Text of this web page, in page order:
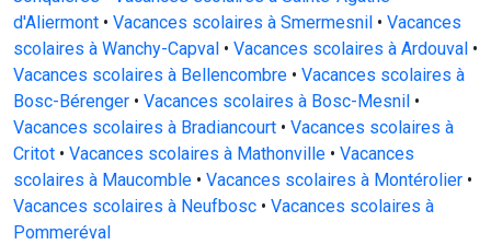
d'Aliermont • Vacances scolaires à Smermesnil • Vacances
scolaires à Wanchy-Capval • Vacances scolaires à Ardouval •
Vacances scolaires à Bellencombre • Vacances scolaires à
Bosc-Bérenger • Vacances scolaires à Bosc-Mesnil •
Vacances scolaires à Bradiancourt • Vacances scolaires à
Critot • Vacances scolaires à Mathonville • Vacances
scolaires à Maucomble • Vacances scolaires à Montérolier •
Vacances scolaires à Neufbosc • Vacances scolaires à
Pommeréval